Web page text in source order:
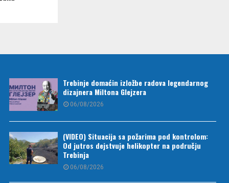
Trebinje domaćin izložbe radova legendarnog
dizajnera Miltona Glejzera
06/08/2026
(VIDEO) Situacija sa požarima pod kontrolom:
Od jutros dejstvuje helikopter na području
Trebinja
06/08/2026